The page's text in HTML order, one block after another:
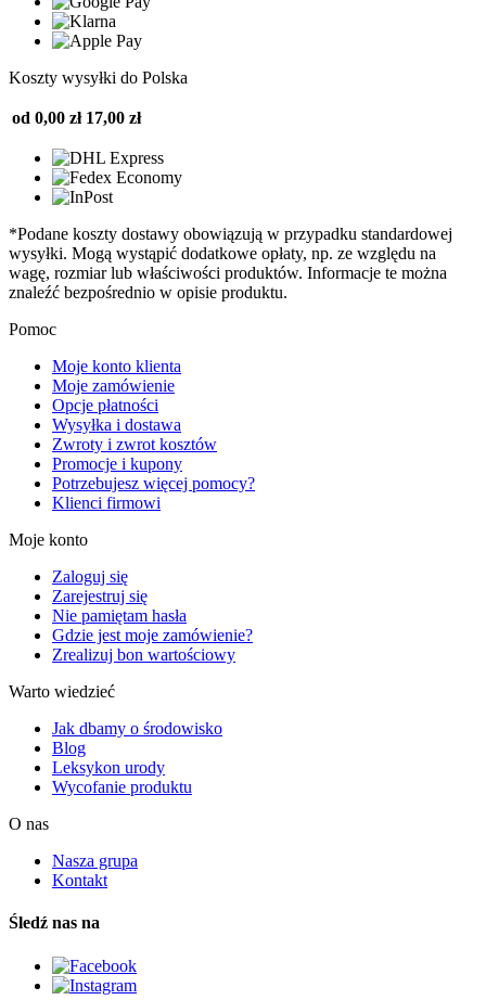
Koszty wysyłki do Polska
od 0,00 zł 17,00 zł
*Podane koszty dostawy obowiązują w przypadku standardowej
wysyłki. Mogą wystąpić dodatkowe opłaty, np. ze względu na
wagę, rozmiar lub właściwości produktów. Informacje te można
znaleźć bezpośrednio w opisie produktu.
Pomoc
Moje konto klienta
Moje zamówienie
Opcje płatności
Wysyłka i dostawa
Zwroty i zwrot kosztów
Promocje i kupony
Potrzebujesz więcej pomocy?
Klienci firmowi
Moje konto
Zaloguj się
Zarejestruj się
Nie pamiętam hasła
Gdzie jest moje zamówienie?
Zrealizuj bon wartościowy
Warto wiedzieć
Jak dbamy o środowisko
Blog
Leksykon urody
Wycofanie produktu
O nas
Nasza grupa
Kontakt
Śledź nas na